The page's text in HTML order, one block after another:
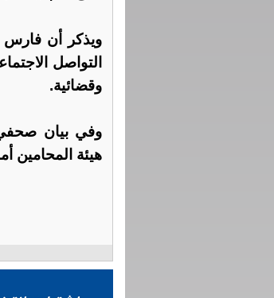
ويذكر أن فارس
التواصل
وقضائية.
وفي بيان
هيئة المحامين